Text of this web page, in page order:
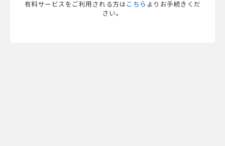
有料サービスをご利用される方は こちら よりお手続きくだ
さい。